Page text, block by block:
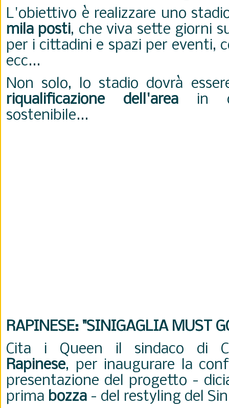
L'obiettivo è realizzare uno
mila posti, che viva sette giorni
per i cittadini e spazi per eventi,
ecc...
Non solo, lo stadio dovrà
riqualificazione dell'area in
sostenibile...
RAPINESE: "SINIGAGLIA MUST
Cita i Queen il sindaco di
Rapinese, per inaugurare la
presentazione del progetto -
prima bozza - del restyling del